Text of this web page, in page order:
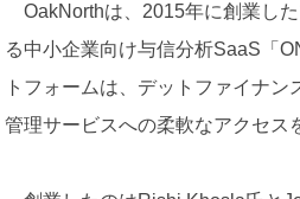
OakNorthは、2015年に創業し
る中小企業向け与信分析SaaS「
トフォームは、デットファイナ
管理サービスへの柔軟なアクセス